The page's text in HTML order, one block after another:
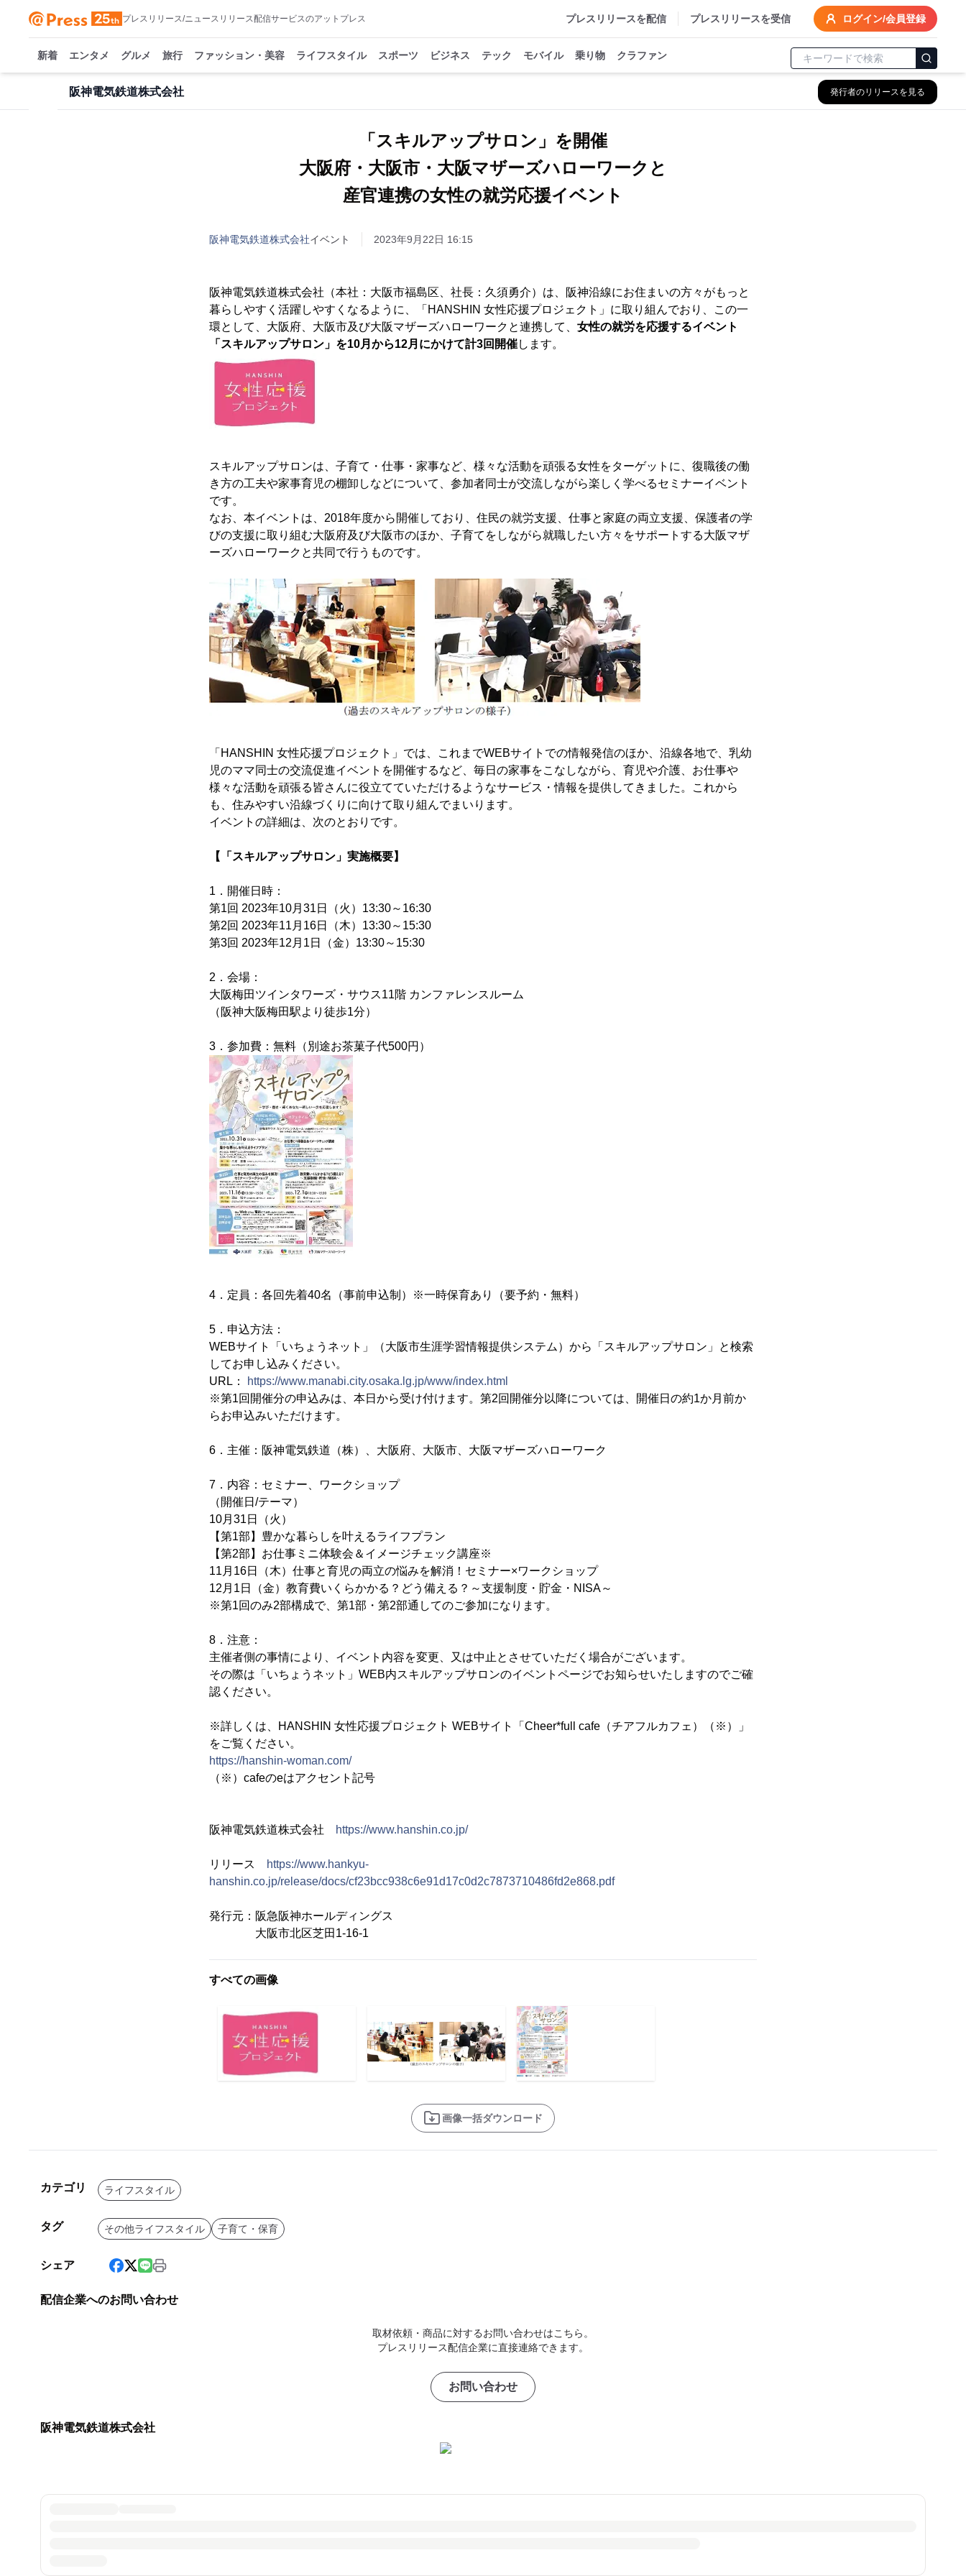
プレスリリース/ニュースリリース配信サービスのアットプレス プレスリリースを配信 プレスリリースを受信 ログイン/会員登録
新着 エンタメ グルメ 旅行 ファッション・美容 ライフスタイル スポーツ ビジネス テック モバイル 乗り物 クラファン
阪神電気鉄道株式会社 発行者のリリースを見る
「スキルアップサロン」を開催
大阪府・大阪市・大阪マザーズハローワークと
産官連携の女性の就労応援イベント
阪神電気鉄道株式会社イベント 2023年9月22日 16:15
阪神電気鉄道株式会社（本社：大阪市福島区、社長：久須勇介）は、阪神沿線にお住まいの方々がもっと
暮らしやすく活躍しやすくなるように、「HANSHIN 女性応援プロジェクト」に取り組んでおり、この一
環として、大阪府、大阪市及び大阪マザーズハローワークと連携して、 女性の就労を応援するイベント
「スキルアップサロン」を10月から12月にかけて計3回開催します。
スキルアップサロンは、子育て・仕事・家事など、様々な活動を頑張る女性をターゲットに、復職後の働
き方の工夫や家事育児の棚卸しなどについて、参加者同士が交流しながら楽しく学べるセミナーイベント
です。
なお、本イベントは、2018年度から開催しており、住民の就労支援、仕事と家庭の両立支援、保護者の学
びの支援に取り組む大阪府及び大阪市のほか、子育てをしながら就職したい方々をサポートする大阪マザ
ーズハローワークと共同で行うものです。
「HANSHIN 女性応援プロジェクト」では、これまでWEBサイトでの情報発信のほか、沿線各地で、乳幼
児のママ同士の交流促進イベントを開催するなど、毎日の家事をこなしながら、育児や介護、お仕事や
様々な活動を頑張る皆さんに役立てていただけるようなサービス・情報を提供してきました。これから
も、住みやすい沿線づくりに向けて取り組んでまいります。
イベントの詳細は、次のとおりです。
【「スキルアップサロン」実施概要】
1．開催日時：
第1回 2023年10月31日（火）13:30～16:30
第2回 2023年11月16日（木）13:30～15:30
第3回 2023年12月1日（金）13:30～15:30
2．会場：
大阪梅田ツインタワーズ・サウス11階 カンファレンスルーム
（阪神大阪梅田駅より徒歩1分）
3．参加費：無料（別途お茶菓子代500円）
4．定員：各回先着40名（事前申込制）※一時保育あり（要予約・無料）
5．申込方法：
WEBサイト「いちょうネット」（大阪市生涯学習情報提供システム）から「スキルアップサロン」と検索
してお申し込みください。
URL：
https://www.manabi.city.osaka.lg.jp/www/index.html
※第1回開催分の申込みは、本日から受け付けます。第2回開催分以降については、開催日の約1か月前か
らお申込みいただけます。
6．主催：阪神電気鉄道（株）、大阪府、大阪市、大阪マザーズハローワーク
7．内容：セミナー、ワークショップ
（開催日/テーマ）
10月31日（火）
【第1部】豊かな暮らしを叶えるライフプラン
【第2部】お仕事ミニ体験会＆イメージチェック講座※
11月16日（木）仕事と育児の両立の悩みを解消！セミナー×ワークショップ
12月1日（金）教育費いくらかかる？どう備える？～支援制度・貯金・NISA～
※第1回のみ2部構成で、第1部・第2部通してのご参加になります。
8．注意：
主催者側の事情により、イベント内容を変更、又は中止とさせていただく場合がございます。
その際は「いちょうネット」WEB内スキルアップサロンのイベントページでお知らせいたしますのでご確
認ください。
※詳しくは、HANSHIN 女性応援プロジェクト WEBサイト「Cheer*full cafe（チアフルカフェ）（※）」
をご覧ください。
https://hanshin-woman.com/
（※）cafeのeはアクセント記号
阪神電気鉄道株式会社 https://www.hanshin.co.jp/
リリース
https://www.hankyu-
hanshin.co.jp/release/docs/cf23bcc938c6e91d17c0d2c7873710486fd2e868.pdf
発行元：阪急阪神ホールディングス
大阪市北区芝田1-16-1
すべての画像
画像一括ダウンロード
カテゴリ ライフスタイル
タグ その他ライフスタイル 子育て・保育
シェア
配信企業へのお問い合わせ
取材依頼・商品に対するお問い合わせはこちら。
プレスリリース配信企業に直接連絡できます。
お問い合わせ
阪神電気鉄道株式会社